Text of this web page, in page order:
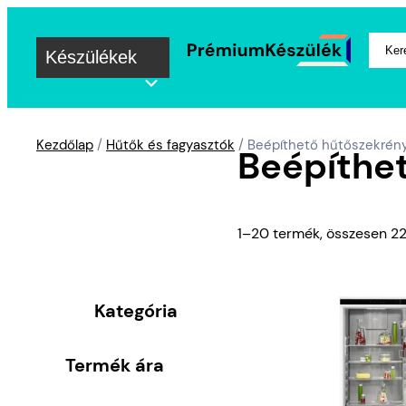
Készülékek
Kategória
Termék ára
Kezdőlap / Hűtők és fagyasztók / Beépíthető
1–20 termék, összesen